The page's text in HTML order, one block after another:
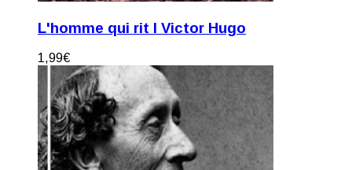
L'homme qui rit I Victor Hugo
1,99€